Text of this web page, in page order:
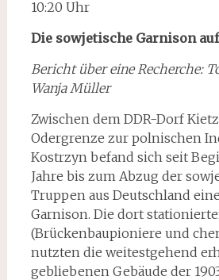
10:20 Uhr
Die sowjetische Garnison
Bericht über eine Recherche:
Wanja Müller
Zwischen dem DDR-Dorf
Odergrenze zur polnischen
Kostrzyn befand sich seit
Jahre bis zum Abzug der
Truppen aus Deutschland
Garnison. Die dort
(Brückenbaupio­niere und
nutzten die weitestgehend
gebliebenen Gebäude der